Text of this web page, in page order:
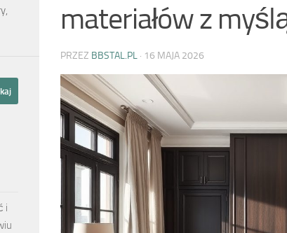
materiałów z
PRZEZ BBSTAL.PL · 16 MAJA 2026
i